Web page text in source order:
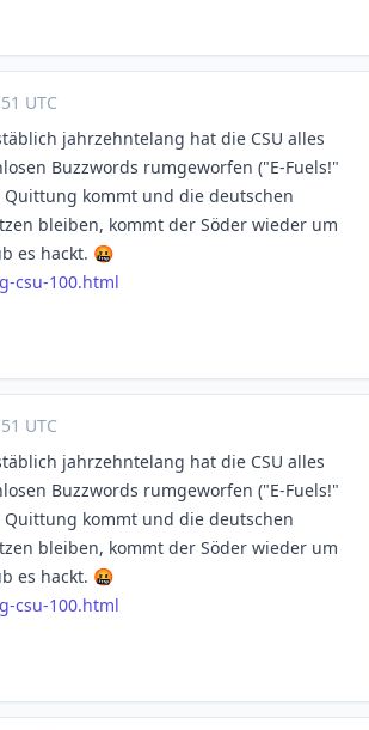
UTC
jahrzehntelang hat die CSU alles
Buzzwords rumgeworfen ("E-Fuels!"
kommt und die deutschen
bleiben, kommt der Söder wieder um
es hackt. 🤬
csu-100.html
UTC
jahrzehntelang hat die CSU alles
Buzzwords rumgeworfen ("E-Fuels!"
kommt und die deutschen
bleiben, kommt der Söder wieder um
es hackt. 🤬
csu-100.html